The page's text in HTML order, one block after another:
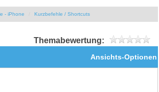
- iPhone Kurzbefehle / Shortcuts
Themabewertung:
Ansichts-Optionen